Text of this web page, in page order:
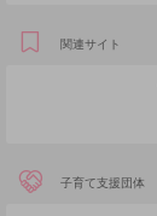
関連サイト
子育て支援団体